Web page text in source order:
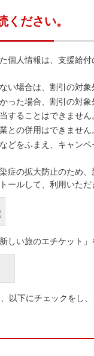
ください。
個人情報は、支援給
い場合は、割引の対
った場合、割引の対
することはできません
との併用はできません
どをふまえ、キャン
症の拡大防止のため
ールして、利用いただ
しい旅のエチケット」
以下にチェックをし